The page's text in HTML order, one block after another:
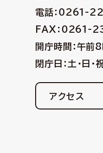
電話：0261-
FAX：0261-
開庁時間：午
閉庁日：土・日・
アクセス